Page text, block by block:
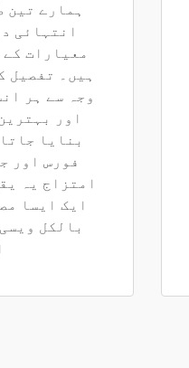
ہمارے تین
انتہائی
معیارات
ہیں۔ تفصیل
وجہ سے ہر
اور
بنایا
فورس اور
امتزاج یہ
ایک ایسا
بالکل